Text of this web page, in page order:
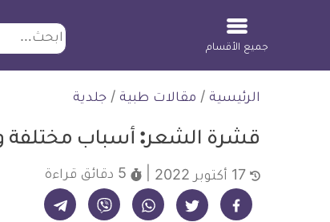
ابحث
جميع الأقسام
الرئيسية / مقالات طبية / جلدية
قشرة الشعر: أسباب مختلفة
5 دقائق قراءة
شارك على فيسبوك - ديلي ميديكال انفو شارك على تويتر - ديلي ميديكال انفو شارك على واتساب - ديلي ميديكال انفو شارك على فايبر - ديلي ميديكال انفو شارك على تيليجرام - ديلي ميديكال انفو